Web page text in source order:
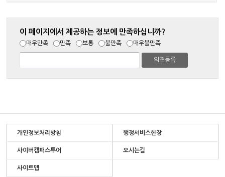
이 페이지에서 제공하는 정보에 만족하십니까?
매우만족 만족 보통 불만족 매우불만족
개인정보처리방침 행정서비스헌장
사이버캠퍼스투어 오시는길
사이트맵